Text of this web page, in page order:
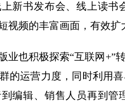
新书发布会、线上读
视频的丰富画面，有效
也积极探索“互联网+”
的运营力度，同时利用
编辑、销售人员再到